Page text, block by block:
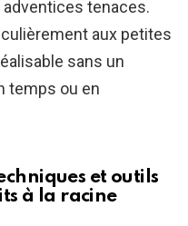
tenaces.
aux petites
sans un
temps ou en
et outils
à la racine